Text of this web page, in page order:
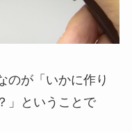
のが「いかに作り
」ということで